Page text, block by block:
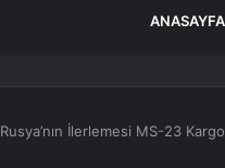
ANASAYFA
Rusya’nın İlerlemesi MS-23